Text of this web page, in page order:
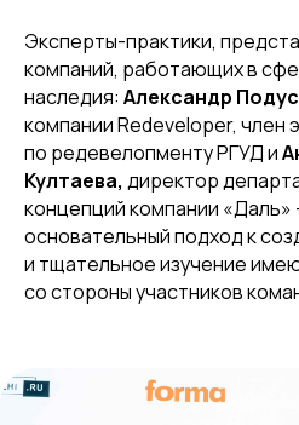
Эксперты-практики,
компаний, работающих в
наследия: Александр
компании Redeveloper, член
по редевелопменту РГУД и
Култаева, директор
концепций компании
основательный подход к
и тщательное изучение
со стороны участников